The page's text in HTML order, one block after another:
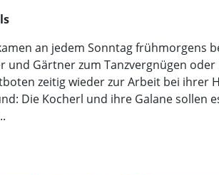
an jedem Sonntag
Gärtner zum Tanzvergnügen oder
zeitig wieder zur Arbeit bei ihrer
Die Kocherl und ihre Galane